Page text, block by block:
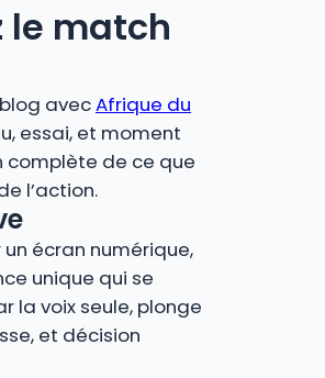
le match
avecAfrique du
essai, et moment
complète de ce que
l’action.
écran numérique,
unique qui se
la voix seule, plonge
et décision